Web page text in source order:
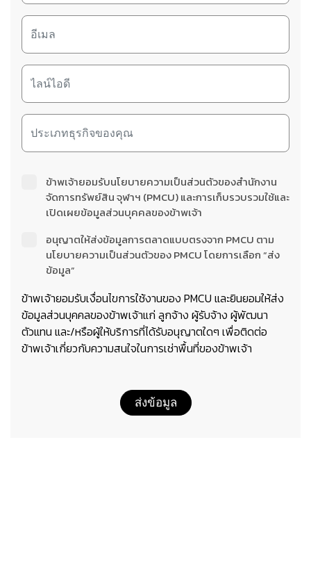
ข้าพเจ้ายอมรับนโยบายความเป็นส่วนตัวของสำนักงาน
จัดการทรัพย์สิน จุฬาฯ (PMCU) และการเก็บรวบรวมใช้และ
เปิดเผยข้อมูลส่วนบุคคลของข้าพเจ้า
อนุญาตให้ส่งข้อมูลการตลาดแบบตรงจาก PMCU ตาม
นโยบายความเป็นส่วนตัวของ PMCU โดยการเลือก “ส่ง
ข้อมูล”
ข้าพเจ้ายอมรับเงื่อนไขการใช้งานของ PMCU และยินยอมให้ส่ง
ข้อมูลส่วนบุคคลของข้าพเจ้าแก่ ลูกจ้าง ผู้รับจ้าง ผู้พัฒนา
ตัวแทน และ/หรือผู้ให้บริการที่ได้รับอนุญาตใดๆ เพื่อติดต่อ
ข้าพเจ้าเกี่ยวกับความสนใจในการเช่าพื้นที่ของข้าพเจ้า
ส่งข้อมูล